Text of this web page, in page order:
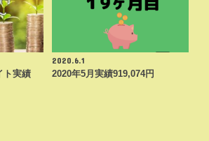
ト実績
2020.6.1
2020年5月実績919,074円